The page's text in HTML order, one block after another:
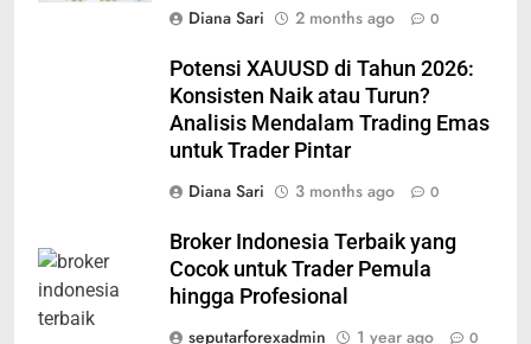
Diana Sari
2 months ago 0
Potensi XAUUSD di Tahun 2026:
Konsisten Naik atau Turun?
Analisis Mendalam Trading Emas
untuk Trader Pintar
Diana Sari
3 months ago 0
Broker Indonesia Terbaik yang
Cocok untuk Trader Pemula
hingga Profesional
seputarforexadmin
1 year ago 0